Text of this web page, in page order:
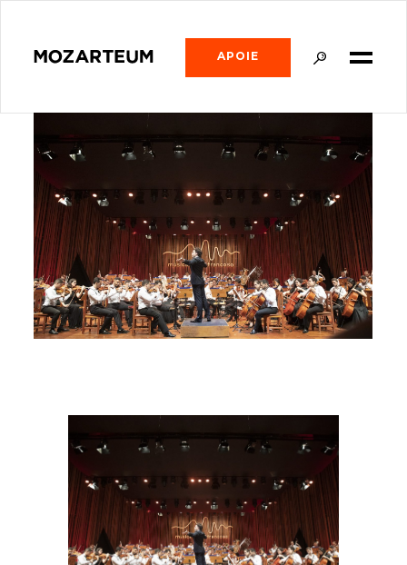
APOIE